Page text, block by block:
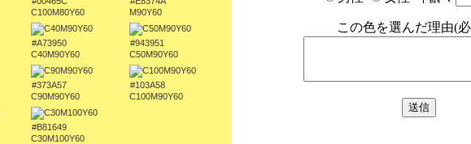
C100M80Y60
M90Y60
#A73950
C40M90Y60
#943951
C50M90Y60
#373A57
C90M90Y60
#103A58
C100M90Y60
#B81649
C30M100Y60